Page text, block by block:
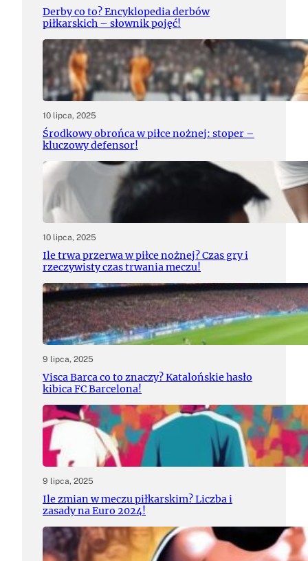
Derby co to? Encyklopedia derbów
piłkarskich – słownik pojęć!
10 lipca, 2025
Środkowy obrońca w piłce nożnej: stoper –
kluczowy defensor!
10 lipca, 2025
Ile trwa przerwa w piłce nożnej? Czas gry i
rzeczywisty czas trwania meczu!
9 lipca, 2025
Visca Barca co to znaczy? Katalońskie hasło
kibica FC Barcelona!
9 lipca, 2025
Ile zmian w meczu piłkarskim? Liczba i
zasady na Euro 2024!